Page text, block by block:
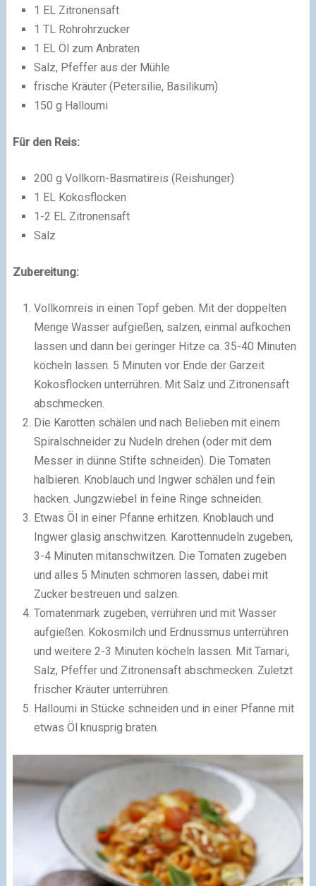
1 EL Zitronensaft
1 TL Rohrohrzucker
1 EL Öl zum Anbraten
Salz, Pfeffer aus der Mühle
frische Kräuter (Petersilie, Basilikum)
150 g Halloumi
Für den Reis:
200 g Vollkorn-Basmatireis (Reishunger)
1 EL Kokosflocken
1-2 EL Zitronensaft
Salz
Zubereitung:
Vollkornreis in einen Topf geben. Mit der doppelten
Menge Wasser aufgießen, salzen, einmal aufkochen
lassen und dann bei geringer Hitze ca. 35-40 Minuten
köcheln lassen. 5 Minuten vor Ende der Garzeit
Kokosflocken unterrühren. Mit Salz und Zitronensaft
abschmecken.
Die Karotten schälen und nach Belieben mit einem
Spiralschneider zu Nudeln drehen (oder mit dem
Messer in dünne Stifte schneiden). Die Tomaten
halbieren. Knoblauch und Ingwer schälen und fein
hacken. Jungzwiebel in feine Ringe schneiden.
Etwas Öl in einer Pfanne erhitzen. Knoblauch und
Ingwer glasig anschwitzen. Karottennudeln zugeben,
3-4 Minuten mitanschwitzen. Die Tomaten zugeben
und alles 5 Minuten schmoren lassen, dabei mit
Zucker bestreuen und salzen.
Tomatenmark zugeben, verrühren und mit Wasser
aufgießen. Kokosmilch und Erdnussmus unterrühren
und weitere 2-3 Minuten köcheln lassen. Mit Tamari,
Salz, Pfeffer und Zitronensaft abschmecken. Zuletzt
frischer Kräuter unterrühren.
Halloumi in Stücke schneiden und in einer Pfanne mit
etwas Öl knusprig braten.